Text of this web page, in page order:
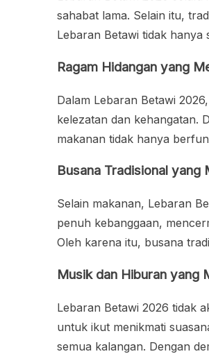
sahabat lama. Selain itu,
Lebaran Betawi tidak
Ragam Hidangan yang
Dalam Lebaran Betawi
kelezatan dan kehangatan.
makanan tidak hanya
Busana Tradisional yang
Selain makanan, Lebaran
penuh kebanggaan,
Oleh karena itu, busana
Musik dan Hiburan yang
Lebaran Betawi 2026 tidak
untuk ikut menikmati
semua kalangan. Dengan